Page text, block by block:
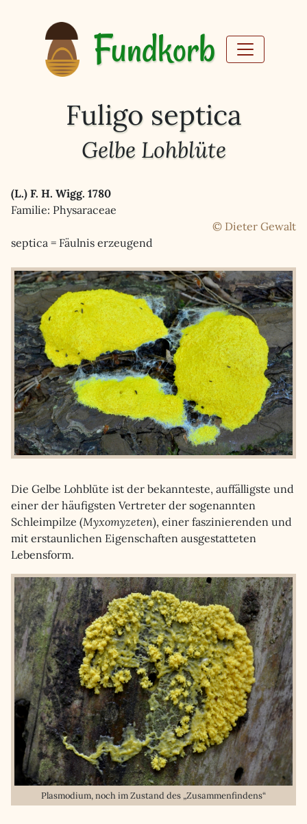
Fundkorb
Fuligo septica
Gelbe Lohblüte
(L.) F. H. Wigg. 1780
Familie: Physaraceae
© Dieter Gewalt
septica = Fäulnis erzeugend
Die Gelbe Lohblüte ist der bekannteste, auffälligste und
einer der häufigsten Vertreter der sogenannten
Schleimpilze (Myxomyzeten), einer faszinierenden und
mit erstaunlichen Eigenschaften ausgestatteten
Lebensform.
Plasmodium, noch im Zustand des „Zusammenfindens“